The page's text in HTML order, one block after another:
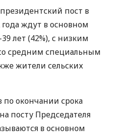
пост в
года ждут в основном
лет (42%), с низким
средним специальным
жители сельских
окончании срока
посту Председателя
в основном